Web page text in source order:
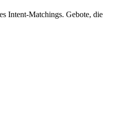
Intent-Matchings. Gebote, die